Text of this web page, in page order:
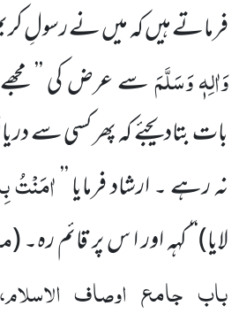
فرماتے ہیں کہ میں نے رسولِ
وَاٰلِہٖ وَسَلَّمَسے عرض کی ’’
بات بتادیجئے کہ پھر کسی سے
نہ رہے ۔ ارشاد فرمایا ’’اٰمَنْتُ
لایا)‘‘ کہہ اور ا س پر قائم رہ۔(
باب جامع اوصاف